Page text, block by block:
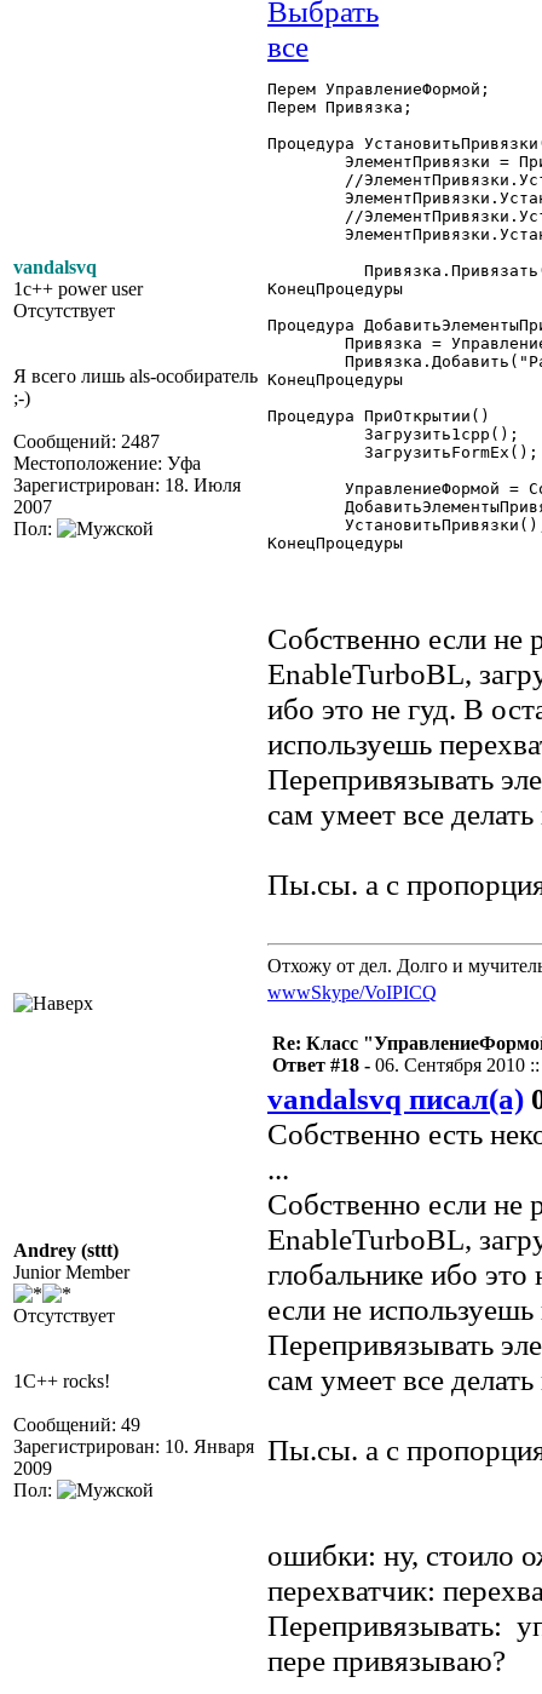
vandalsvq
1c++ power user
Отсутствует
Я всего лишь als-особиратель
;-)
Сообщений: 2487
Местоположение: Уфа
Зарегистрирован: 18. Июля
2007
Пол:
Перем УправлениеФормой;
Перем Привязка;
Процедура
КонецПроцедуры
Процедура
КонецПроцедуры
Процедура ПриОткрытии()
КонецПроцедуры
Собственно если не
EnableTurboBL,
ибо это не гуд. В
используешь
Перепривязывать
сам умеет все
Пы.сы. а с
Отхожу от дел. Долго и
wwwSkype/VoIPICQ
Andrey (sttt)
Junior Member
Отсутствует
1C++ rocks!
Сообщений: 49
Зарегистрирован: 10. Января
2009
Пол:
Re: Класс
Ответ #18 - 06. Сентября 2010
vandalsvq писал(а)
Собственно есть
...
Собственно если не
EnableTurboBL,
глобальнике ибо
если не
Перепривязывать
сам умеет все
Пы.сы. а с
ошибки: ну, стоило
перехватчик:
Перепривязывать:
пере привязываю?